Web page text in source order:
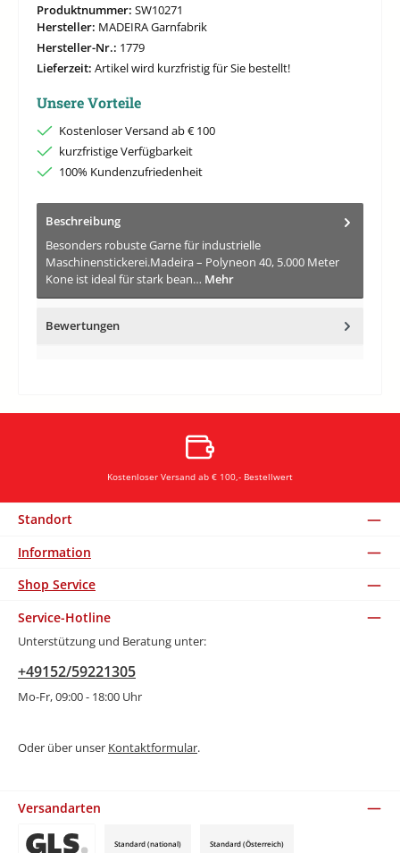
Produktnummer: SW10271
Hersteller: MADEIRA Garnfabrik
Hersteller-Nr.: 1779
Lieferzeit: Artikel wird kurzfristig für Sie bestellt!
Unsere Vorteile
Kostenloser Versand ab € 100
kurzfristige Verfügbarkeit
100% Kundenzufriedenheit
Beschreibung
Besonders robuste Garne für industrielle
Maschinenstickerei.Madeira – Polyneon 40, 5.000 Meter
Kone ist ideal für stark bean… Mehr
Bewertungen
Kostenloser Versand ab € 100,- Bestellwert
Standort
Information
Shop Service
Service-Hotline
Unterstützung und Beratung unter:
+49152/59221305
Mo-Fr, 09:00 - 18:00 Uhr
Oder über unser Kontaktformular.
Versandarten
Standard (national) Standard (Österreich)